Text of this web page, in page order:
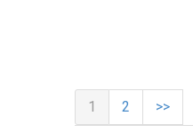
1 2 >>